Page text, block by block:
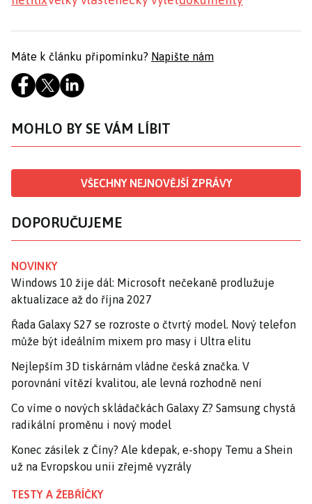
Máte k článku připomínku? Napište nám
MOHLO BY SE VÁM LÍBIT
VŠECHNY NEJNOVĚJŠÍ ZPRÁVY
DOPORUČUJEME
NOVINKY
Windows 10 žije dál: Microsoft nečekaně prodlužuje
aktualizace až do října 2027
Řada Galaxy S27 se rozroste o čtvrtý model. Nový telefon
může být ideálním mixem pro masy i Ultra elitu
Nejlepším 3D tiskárnám vládne česká značka. V
porovnání vítězí kvalitou, ale levná rozhodně není
Co víme o nových skládačkách Galaxy Z? Samsung chystá
radikální proměnu i nový model
Konec zásilek z Číny? Ale kdepak, e-shopy Temu a Shein
už na Evropskou unii zřejmě vyzrály
TESTY A ŽEBŘÍČKY